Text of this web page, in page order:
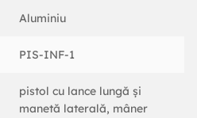
Aluminiu
PIS-INF-1
pistol cu lance lungă și
manetă laterală, mâner